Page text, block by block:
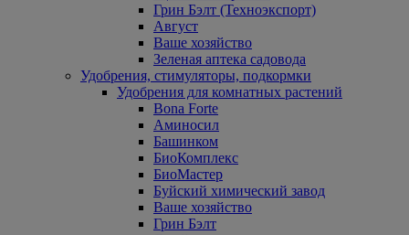
Грин Бэлт (Техноэкспорт)
Август
Ваше хозяйство
Зеленая аптека садовода
Удобрения, стимуляторы, подкормки
Удобрения для комнатных растений
Bona Forte
Аминосил
Башинком
БиоКомплекс
БиоМастер
Буйский химический завод
Ваше хозяйство
Грин Бэлт